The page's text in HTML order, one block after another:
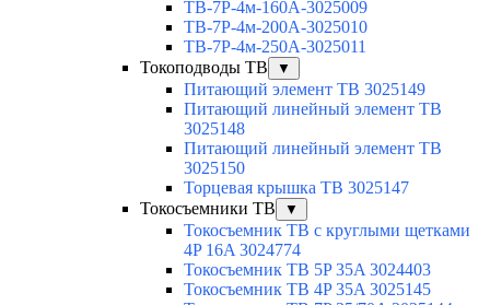
TB-7P-4м-160A-3025009
TB-7P-4м-200A-3025010
TB-7P-4м-250A-3025011
Токоподводы TB
▼
Питающий элемент TB 3025149
Питающий линейный элемент TB
3025148
Питающий линейный элемент TB
3025150
Торцевая крышка TB 3025147
Токосъемники TB
▼
Токосъемник TB с круглыми щетками
4P 16A 3024774
Токосъемник TB 5P 35A 3024403
Токосъемник TB 4P 35A 3025145